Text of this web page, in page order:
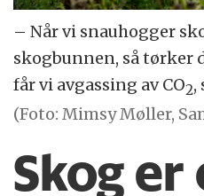
– Når vi snauhogger
skogbunnen, så tørker
får vi avgassing av CO2,
(Foto: Mimsy Møller,
Skog er